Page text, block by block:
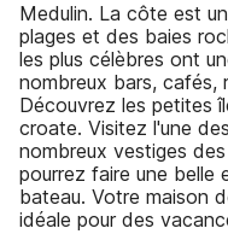
Medulin. La côte est
plages et des baies
les plus célèbres ont
nombreux bars, cafés,
Découvrez les petites
croate. Visitez l'une
nombreux vestiges
pourrez faire une belle
bateau. Votre maison
idéale pour des